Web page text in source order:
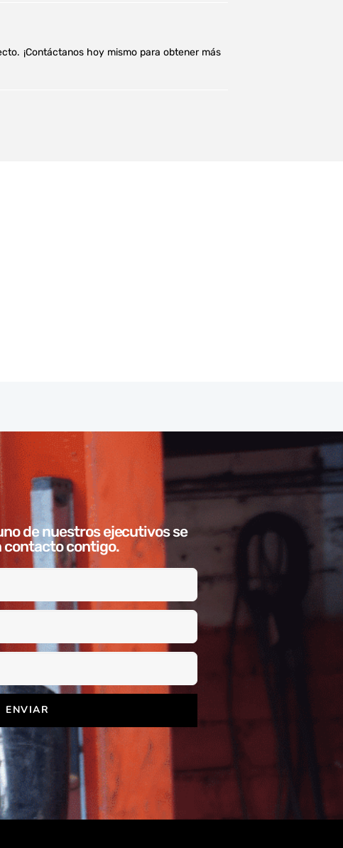
¡Contáctanos hoy mismo para obtener más
de nuestros ejecutivos se
contacto contigo.
ENVIAR